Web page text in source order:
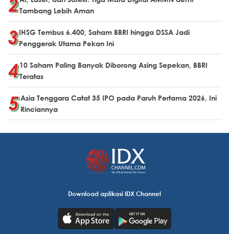
Tambang Lebih Aman
IHSG Tembus 6.400, Saham BBRI hingga DSSA Jadi
Penggerak Utama Pekan Ini
10 Saham Paling Banyak Diborong Asing Sepekan, BBRI
Teratas
Asia Tenggara Catat 35 IPO pada Paruh Pertama 2026, Ini
Rinciannya
Download aplikasi IDX Channel